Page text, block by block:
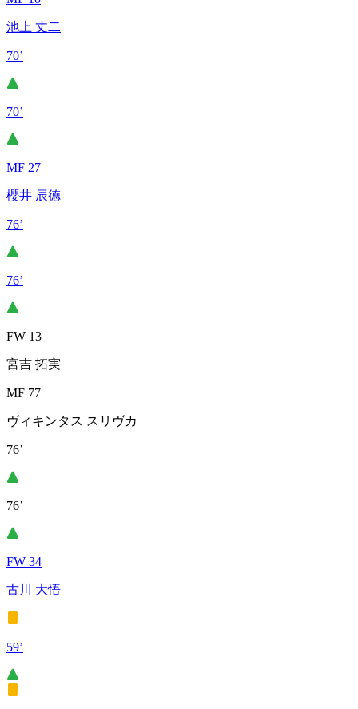
池上 丈二
70’
70’
MF 27
櫻井 辰徳
76’
76’
FW 13
宮吉 拓実
MF 77
ヴィキンタス スリヴカ
76’
76’
FW 34
古川 大悟
59’